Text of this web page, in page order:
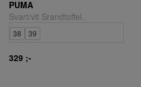
PUMA
Svart/vit Srandtoffel.
38 39
329 ;-